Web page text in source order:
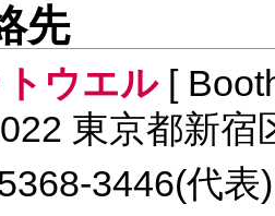
先
ウエル[
東京都新
3446(代